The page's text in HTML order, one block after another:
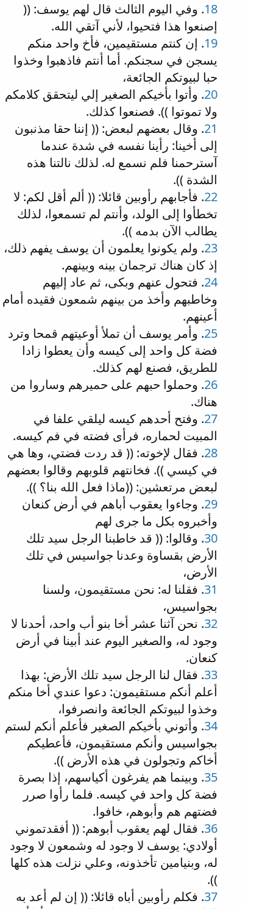
18. وفي اليوم الثالث قال لهم يوسف: ((
إصنعوا هذا فتحيوا، لأني آتقي الله.
19. إن كنتم مستقيمين، فأخ واحد منكم
يسجن في سجنكم. أما أنتم فاذهبوا وخذوا
حبا لبيوتكم الجائعة،
20. وأتوا بأخيكم الصغير إلي ليتحقق كلامكم
ولا تموتوا )). فصنعوا كذلك.
21. وقال بعضهم لبعض: (( إننا حقا مذنبون
إلى أخينا: رأينا نفسه في شدة عندما
آسترحمنا فلم نسمع له. لذلك نالتنا هذه
الشدة )).
22. فأجابهم رأوبين قائلا: (( ألم أقل لكم: لا
تخطأوا إلى الولد، وأنتم لم تسمعوا، لذلك
يطالب الآن بدمه )).
23. ولم يكونوا يعلمون أن يوسف يفهم ذلك،
إذ كان هناك ترجمان بينه وبينهم.
24. فتحول عنهم وبكى، ثم عاد إليهم
وخاطبهم وأخذ من بينهم شمعون فقيده أمام
أعينهم.
25. وأمر يوسف أن تملأ أوعيتهم قمحا وترد
فضة كل واحد إلى كيسه وأن يعطوا زادا
للطريق، فصنع لهم كذلك.
26. وحملوا حبهم على حميرهم وساروا من
هناك.
27. وفتح أحدهم كيسه ليلقي علفا في
المبيت لحماره، فرأى فضته في فم كيسه.
28. فقال لإخوته: (( قد ردت فضتي، وها هي
في كيسي )). فخانتهم قلوبهم وقالوا بعضهم
لبعض مرتعشين: ((ماذا فعل الله بنا؟ )).
29. وجاءوا يعقوب أباهم في أرض كنعان
وأخبروه بكل ما جرى لهم
30. وقالوا: (( قد خاطبنا الرجل سيد تلك
الأرض بقساوة وعدنا جواسيس في تلك
الأرض،
31. فقلنا له: نحن مستقيمون، ولسنا
بجواسيس،
32. نحن آثنا عشر أخا بنو أب واحد، أحدنا لا
وجود له، والصغير اليوم عند أبينا في أرض
كنعان.
33. فقال لنا الرجل سيد تلك الأرض: بهذا
أعلم أنكم مستقيمون: دعوا عندي أخا منكم
وخذوا لبيوتكم الجائعة وانصرفوا،
34. وأتوني بأخيكم الصغير فأعلم أنكم لستم
بجواسيس وأنكم مستقيمون، فأعطيكم
أخاكم وتجولون في هذه الأرض )).
35. وبينما هم يفرغون أكياسهم، إذا بصرة
فضة كل واحد في كيسه. فلما رأوا صرر
فضتهم هم وأبوهم، خافوا.
36. فقال لهم يعقوب أبوهم: (( أفقدتموني
أولادي: يوسف لا وجود له وشمعون لا وجود
له، وبنيامين تأخذونه، وعلي نزلت هذه كلها
)).
37. فكلم رأوبين أباه قائلا: (( إن لم أعد به